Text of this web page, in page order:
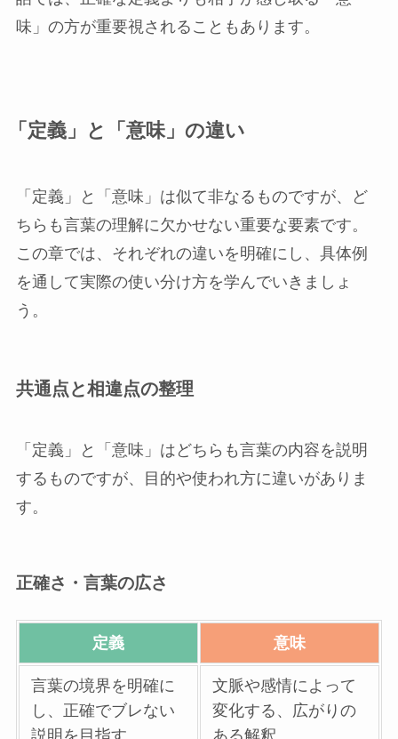
味」の方が重要視されることもあります。
「定義」と「意味」の違い
「定義」と「意味」は似て非なるものですが、ど
ちらも言葉の理解に欠かせない重要な要素です。
この章では、それぞれの違いを明確にし、具体例
を通して実際の使い分け方を学んでいきましょ
う。
共通点と相違点の整理
「定義」と「意味」はどちらも言葉の内容を説明
するものですが、目的や使われ方に違いがありま
す。
正確さ・言葉の広さ
定義 意味
言葉の境界を明確に
し、正確でブレない
説明を目指す
文脈や感情によって
変化する、広がりの
ある解釈